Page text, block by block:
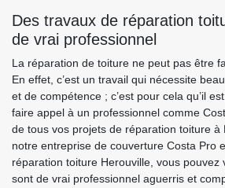
Des travaux de réparation
de vrai professionnel
La réparation de toiture ne peut pas être
En effet, c’est un travail qui nécessite
et de compétence ; c’est pour cela qu’il
faire appel à un professionnel comme
de tous vos projets de réparation toiture à
notre entreprise de couverture Costa Pro
réparation toiture Herouville, vous pouvez
sont de vrai professionnel aguerris et